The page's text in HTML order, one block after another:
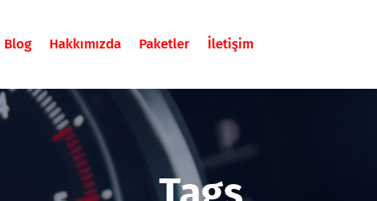
Blog Hakkımızda Paketler İletişim